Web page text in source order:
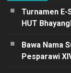
Turnamen E-
HUT
Bawa Nama
Pesparawi